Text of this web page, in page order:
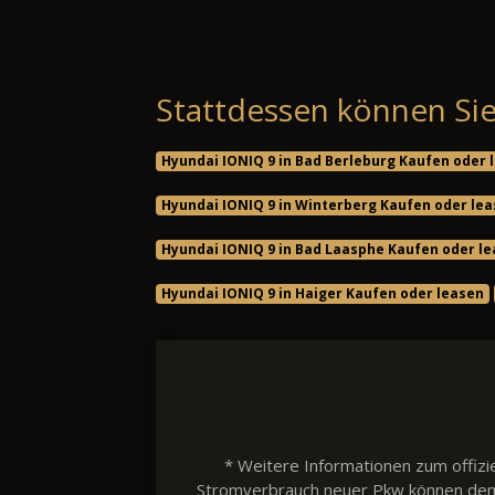
Stattdessen können
Hyundai IONIQ 9 in Bad Berleburg Kaufen oder
Hyundai IONIQ 9 in Winterberg Kaufen oder
Hyundai IONIQ 9 in Bad Laasphe Kaufen oder
Hyundai IONIQ 9 in Haiger Kaufen oder leasen
* Weitere Informationen zum
Stromverbrauch neuer Pkw können